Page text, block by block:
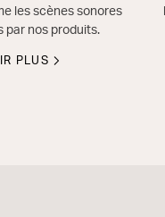
les scènes sonores
par nos produits.
PLUS